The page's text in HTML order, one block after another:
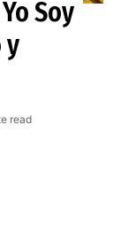
Soy
y
read